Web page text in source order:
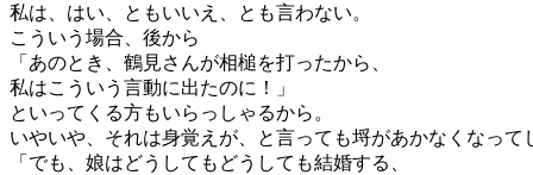
私は、はい、ともいいえ、とも言わない。
こういう場合、後から
「あのとき、鶴見さんが相槌を打ったから、
私はこういう言動に出たのに！」
といってくる方もいらっしゃるから。
いやいや、それは身覚えが、と言っても埒があかなくなって
「でも、娘はどうしてもどうしても結婚する、